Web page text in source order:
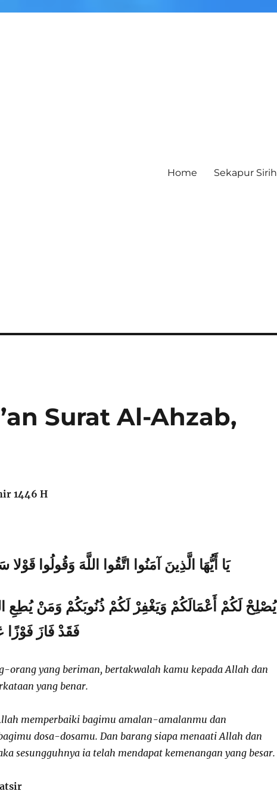
Home Sekapur Sirih
Surat Al-Ahzab,
1446 H
يَا أَيُّهَا الَّذِينَ آمَنُوا اتَّقُوا اللَّهَ وَقُولُوا قَوْلا
يُصْلِحْ لَكُمْ أَعْمَالَكُمْ وَيَغْفِرْ لَكُمْ ذُنُوبَكُمْ وَمَنْ يُطِعِ
فَقَدْ فَازَ فَوْزًا عَظِيمًا (71)
orang yang beriman, bertakwalah kamu kepada Allah dan
yang benar.
memperbaiki bagimu amalan-amalanmu dan
dosa-dosamu. Dan barang siapa menaati Allah dan
sesungguhnya ia telah mendapat kemenangan yang besar.